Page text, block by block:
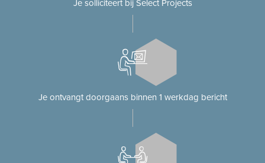
Je solliciteert bij Select Projects
Je ontvangt doorgaans binnen 1 werkdag bericht